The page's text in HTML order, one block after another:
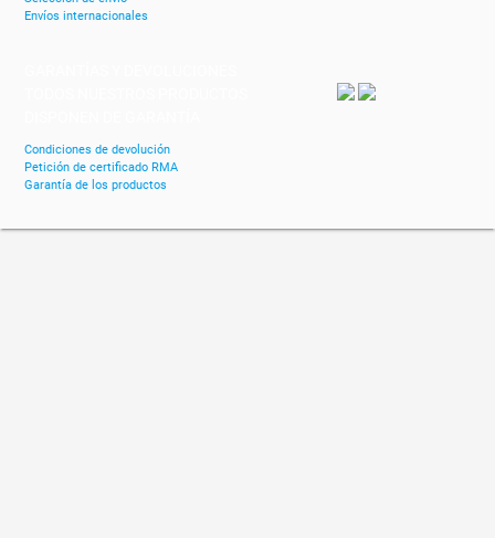
Envíos internacionales
Condiciones de devolución
Petición de certificado RMA
Garantía de los productos